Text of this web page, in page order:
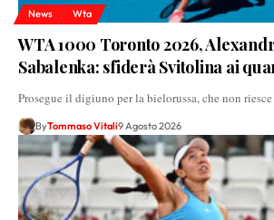
News Wta
WTA 1000 Toronto 2026,
Sabalenka: sfiderà Svitolina ai
Prosegue il digiuno per la bielorussa, che non
ByTommaso Vitali9 Agosto 2026